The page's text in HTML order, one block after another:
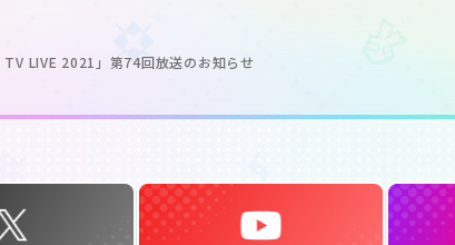
TV LIVE 2021」第74回放送のお知らせ